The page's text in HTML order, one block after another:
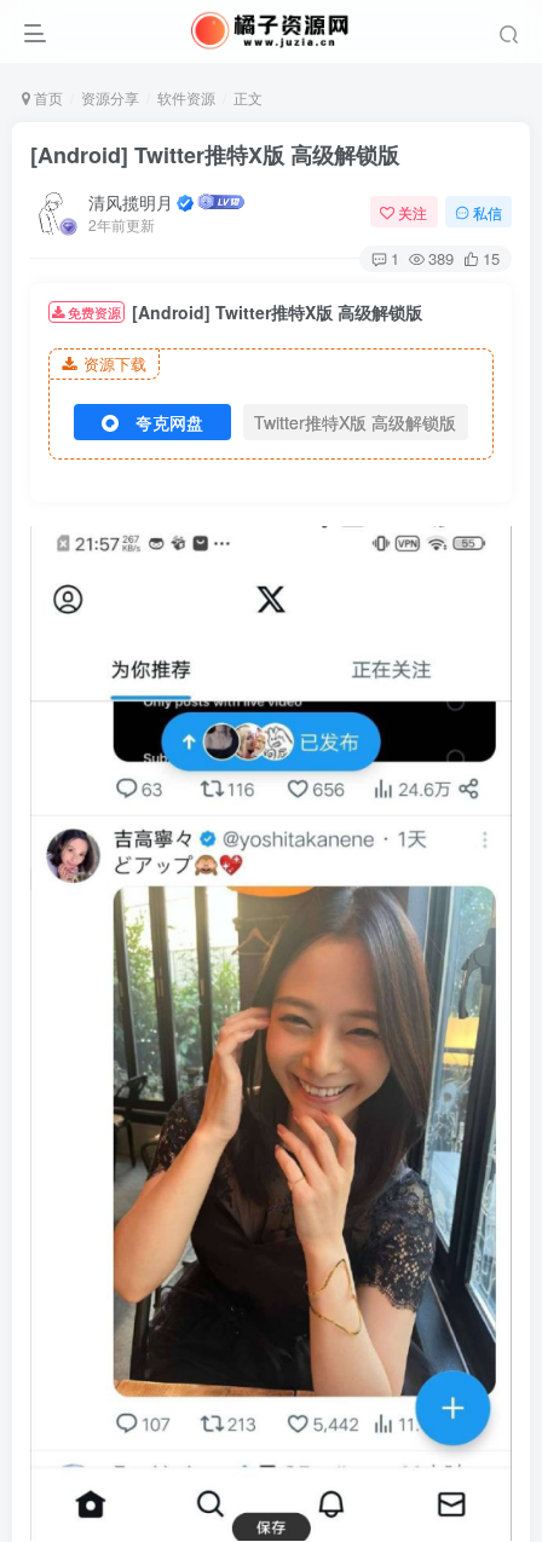
首页 资源分享 软件资源 正文
[Android] Twitter推特X版 高级解锁版
清风揽明月
2年前更新
关注 私信
1 389 15
免费资源 [Android] Twitter推特X版 高级解锁版
资源下载
夸克网盘 Twitter推特X版 高级解锁版